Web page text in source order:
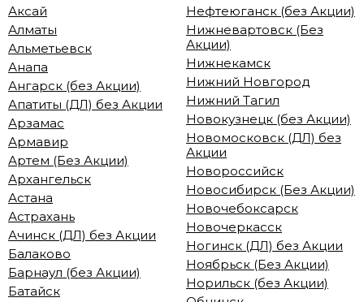
Аксай
Алматы
Альметьевск
Анапа
Ангарск (без Акции)
Апатиты (ДЛ) без Акции
Арзамас
Армавир
Артем (Без Акции)
Архангельск
Астана
Астрахань
Ачинск (ДЛ) без Акции
Балаково
Барнаул (без Акции)
Батайск
Нефтеюганск (без Акции)
Нижневартовск (Без
Акции)
Нижнекамск
Нижний Новгород
Нижний Тагил
Новокузнецк (без Акции)
Новомосковск (ДЛ) без
Акции
Новороссийск
Новосибирск (Без Акции)
Новочебоксарск
Новочеркасск
Ногинск (ДЛ) без Акции
Ноябрьск (Без Акции)
Норильск (без Акции)